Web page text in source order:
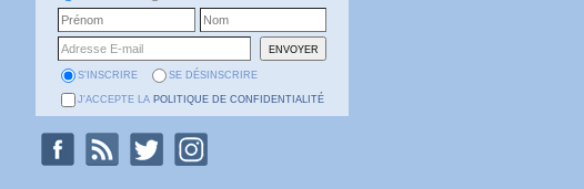
S'INSCRIRE SE DÉSINSCRIRE
J'ACCEPTE LA POLITIQUE DE CONFIDENTIALITÉ